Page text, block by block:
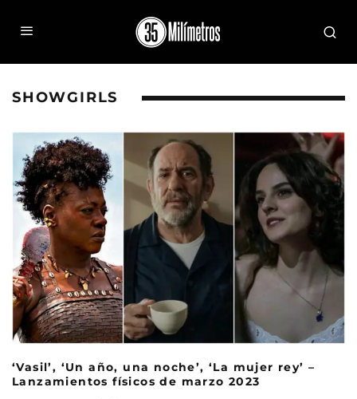
SHOWGIRLS
‘Vasil’, ‘Un año, una noche’, ‘La mujer rey’ –
Lanzamientos físicos de marzo 2023